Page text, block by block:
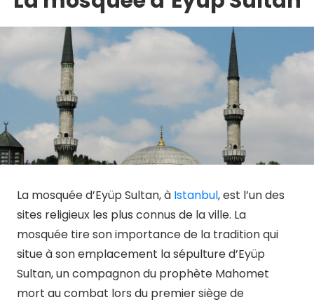
La mosquée d’Eyüp Sultan, à Istanbul, est l’un des
sites religieux les plus connus de la ville. La
mosquée tire son importance de la tradition qui
situe à son emplacement la sépulture d’Eyüp
Sultan, un compagnon du prophète Mahomet
mort au combat lors du premier siège de